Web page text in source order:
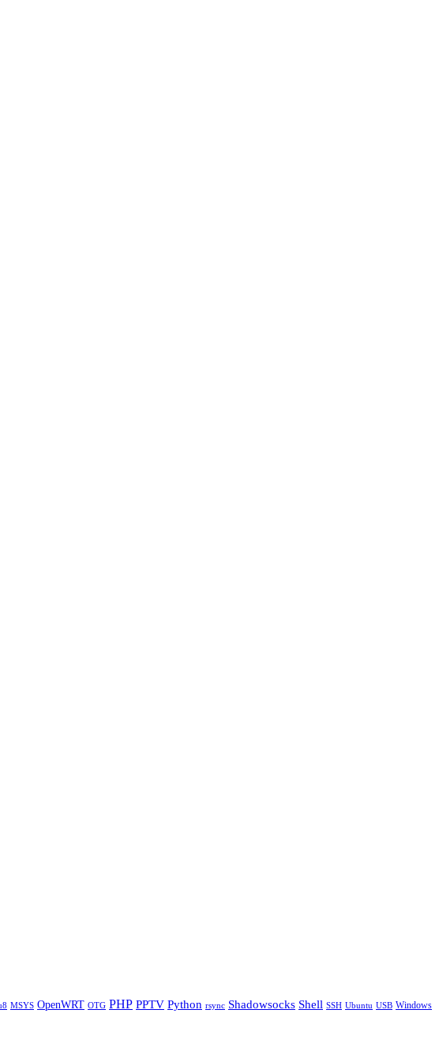
MSYS OpenWRT OTG PHP PPTV Python rsync Shadowsocks Shell SSH Ubuntu USB Windows